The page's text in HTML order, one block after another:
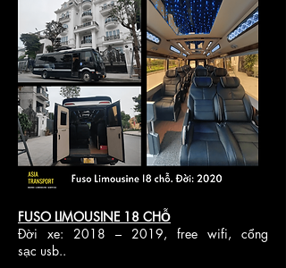
FUSO LIMOUSINE 18 CHỖ
Đời xe: 2018 – 2019, free wifi, cổng
sạc usb..